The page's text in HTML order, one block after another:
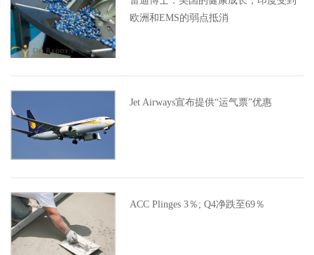
欧洲和EMS的弱点抵消
Jet Airways宣布提供“运气票”优惠
ACC Plinges 3％; Q4净跌至69％